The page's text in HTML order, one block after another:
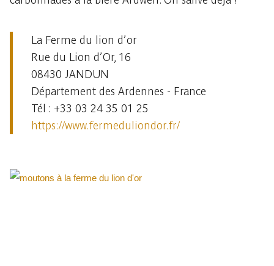
La Ferme du lion d’or
Rue du Lion d’Or, 16
08430 JANDUN
Département des Ardennes - France
Tél : +33 03 24 35 01 25
https://www.fermeduliondor.fr/